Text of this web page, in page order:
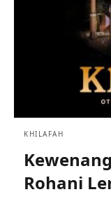
KHILAFAH
Rohani